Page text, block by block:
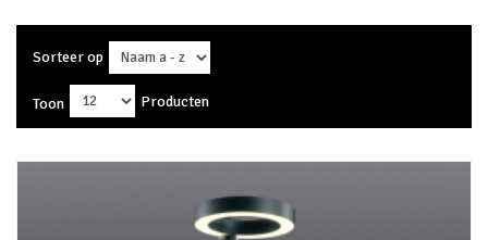
Sorteer op
Toon Producten